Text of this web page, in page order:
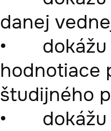
danej
•	dokážu vytvárať návody, projekty realizácie a
hodnotiace
študijného
•	dokážu kvalifikovane posudzovať vedecké alebo